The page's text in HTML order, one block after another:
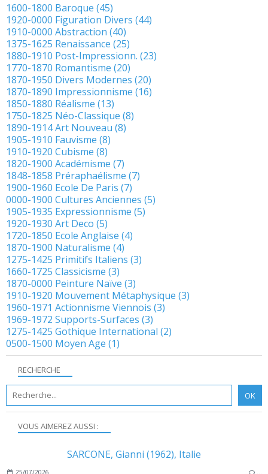
RECHERCHE
VOUS AIMEREZ AUSSI :
SARCONE, Gianni (1962), Italie
25/07/2026
1600-1800 Baroque (45)
1920-0000 Figuration Divers (44)
1910-0000 Abstraction (40)
1375-1625 Renaissance (25)
1880-1910 Post-Impressionn. (23)
1770-1870 Romantisme (20)
1870-1950 Divers Modernes (20)
1870-1890 Impressionnisme (16)
1850-1880 Réalisme (13)
1750-1825 Néo-Classique (8)
1890-1914 Art Nouveau (8)
1905-1910 Fauvisme (8)
1910-1920 Cubisme (8)
1820-1900 Académisme (7)
1848-1858 Préraphaélisme (7)
1900-1960 Ecole De Paris (7)
0000-1900 Cultures Anciennes (5)
1905-1935 Expressionnisme (5)
1920-1930 Art Deco (5)
1720-1850 Ecole Anglaise (4)
1870-1900 Naturalisme (4)
1275-1425 Primitifs Italiens (3)
1660-1725 Classicisme (3)
1870-0000 Peinture Naïve (3)
1910-1920 Mouvement Métaphysique (3)
1960-1971 Actionnisme Viennois (3)
1969-1972 Supports-Surfaces (3)
1275-1425 Gothique International (2)
0500-1500 Moyen Age (1)